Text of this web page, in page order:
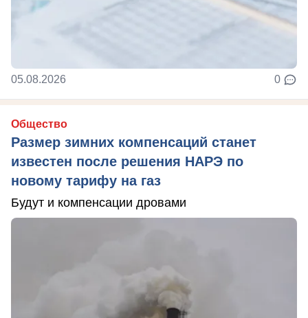
05.08.2026 0
Общество
Размер зимних компенсаций станет
известен после решения НАРЭ по
новому тарифу на газ
Будут и компенсации дровами